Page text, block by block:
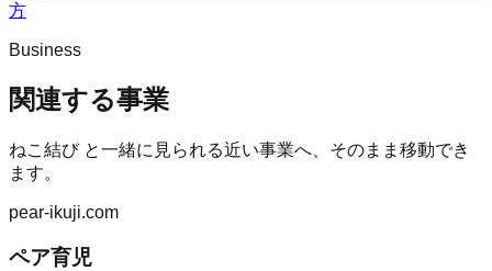
方
Business
関連する事業
ねこ結びと一緒に見られる近い事業へ、そのまま移動でき
ます。
pear-ikuji.com
ペア育児